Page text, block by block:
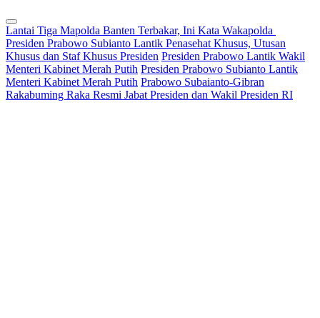
Lantai Tiga Mapolda Banten Terbakar, Ini Kata Wakapolda
Presiden Prabowo Subianto Lantik Penasehat Khusus, Utusan
Khusus dan Staf Khusus Presiden Presiden Prabowo Lantik Wakil
Menteri Kabinet Merah Putih Presiden Prabowo Subianto Lantik
Menteri Kabinet Merah Putih Prabowo Subaianto-Gibran
Rakabuming Raka Resmi Jabat Presiden dan Wakil Presiden RI